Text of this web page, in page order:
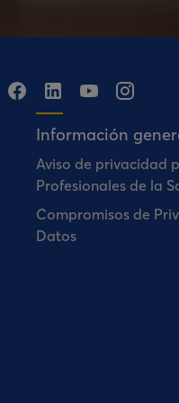
Información
Aviso de privacidad
Profesionales de la
Compromisos de
Datos